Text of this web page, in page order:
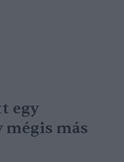
egy
mégis más